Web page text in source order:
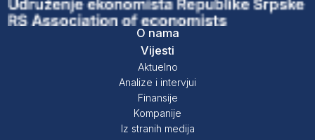
O nama
Vijesti
Aktuelno
Analize i intervjui
Finansije
Kompanije
Iz stranih medija